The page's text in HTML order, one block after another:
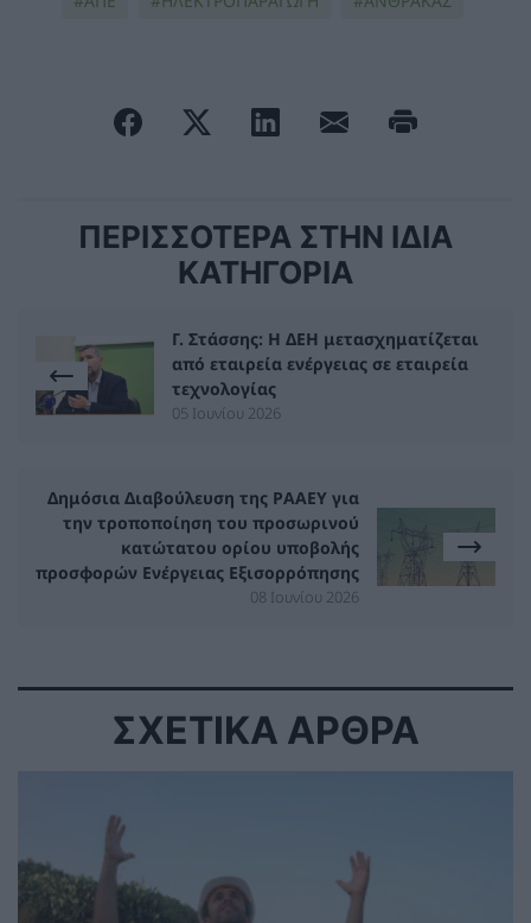
ΠΕΡΙΣΣΟΤΕΡΑ ΣΤΗΝ ΙΔΙΑ
ΚΑΤΗΓΟΡΙΑ
Γ. Στάσσης: Η ΔΕΗ μετασχηματίζεται
από εταιρεία ενέργειας σε εταιρεία
τεχνολογίας
05 Ιουνίου 2026
Δημόσια Διαβούλευση της ΡΑΑΕΥ για
την τροποποίηση του προσωρινού
κατώτατου ορίου υποβολής
προσφορών Ενέργειας Εξισορρόπησης
08 Ιουνίου 2026
ΣΧΕΤΙΚΑ ΑΡΘΡΑ